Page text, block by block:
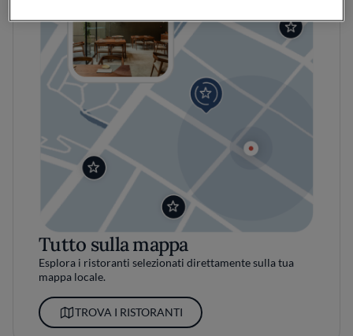
Tutto sulla mappa
Esplora i ristoranti selezionati direttamente sulla tua
mappa locale.
TROVA I RISTORANTI